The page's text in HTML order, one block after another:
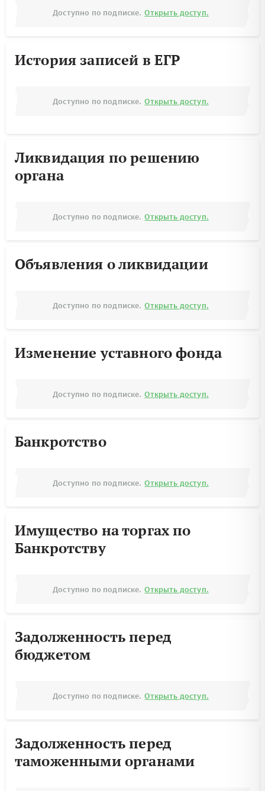
Доступно по подписке. Открыть доступ.
История записей в ЕГР
Доступно по подписке. Открыть доступ.
Ликвидация по решению
органа
Доступно по подписке. Открыть доступ.
Объявления о ликвидации
Доступно по подписке. Открыть доступ.
Изменение уставного фонда
Доступно по подписке. Открыть доступ.
Банкротство
Доступно по подписке. Открыть доступ.
Имущество на торгах по
Банкротству
Доступно по подписке. Открыть доступ.
Задолженность перед
бюджетом
Доступно по подписке. Открыть доступ.
Задолженность перед
таможенными органами